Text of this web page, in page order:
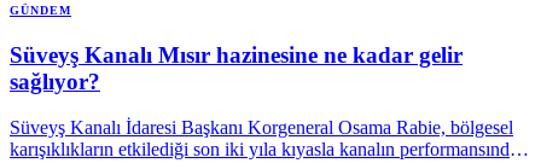
GÜNDEM
Süveyş Kanalı Mısır hazinesine ne kadar gelir
sağlıyor?
Süveyş Kanalı İdaresi Başkanı Korgeneral Osama Rabie, bölgesel
karışıklıkların etkilediği son iki yıla kıyasla kanalın performansında